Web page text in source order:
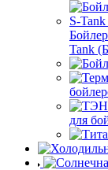
Tank
для